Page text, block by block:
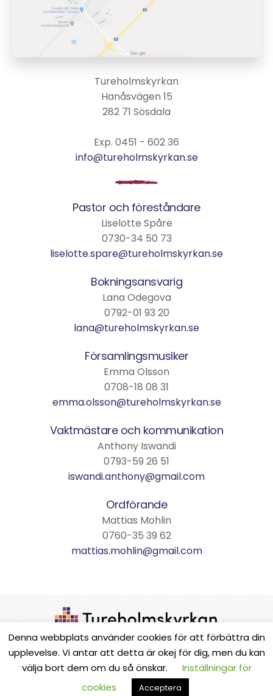
Tureholmskyrkan
Hanåsvägen 15
282 71 Sösdala
Exp. 0451 - 602 36
info@tureholmskyrkan.se
Pastor och föreståndare
Liselotte Spåre
0730-34 50 73
liselotte.spare@tureholmskyrkan.se
Bokningsansvarig
Lana Odegova
0792-01 93 20
lana@tureholmskyrkan.se
Församlingsmusiker
Emma Olsson
0708-18 08 31
emma.olsson@tureholmskyrkan.se
Vaktmästare och kommunikation
Anthony Iswandi
0793-59 26 51
iswandi.anthony@gmail.com
Ordförande
Mattias Mohlin
0760-35 39 62
mattias.mohlin@gmail.com
Medlemssidor
Copyright © 2004-2026 Tureholmskyrkan, Sösdala
Denna webbplats använder cookies för att förbättra din
upplevelse. Vi antar att detta är okej för dig, men du kan
välja bort dem om du så önskar.
Inställningar för
cookies
Acceptera